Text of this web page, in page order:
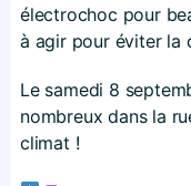
électrochoc pour
à agir pour éviter la
Le samedi 8
nombreux dans la
climat !